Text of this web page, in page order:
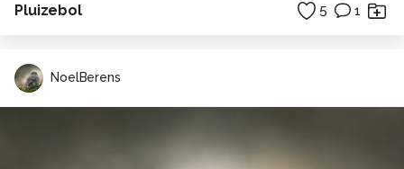
Pluizebol 5 1
NoelBerens